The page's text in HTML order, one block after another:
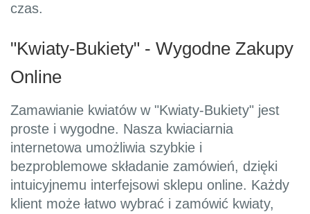
czas.
"Kwiaty-Bukiety" - Wygodne Zakupy
Online
Zamawianie kwiatów w "Kwiaty-Bukiety" jest
proste i wygodne. Nasza kwiaciarnia
internetowa umożliwia szybkie i
bezproblemowe składanie zamówień, dzięki
intuicyjnemu interfejsowi sklepu online. Każdy
klient może łatwo wybrać i zamówić kwiaty,